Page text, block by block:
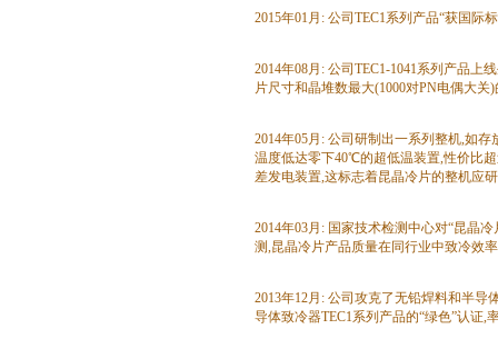
2015年01月: 公司TEC1系列产品“获国际
2014年08月: 公司TEC1-1041系列产品上
片尺寸和晶堆数最大(1000对PN电偶大
2014年05月: 公司研制出一系列整机,如
温度低达零下40℃的超低温装置,性价比
差发电装置,这标志着昆晶冷片的整机应
2014年03月: 国家技术检测中心对“昆晶
测,昆晶冷片产品质量在同行业中致冷效
2013年12月: 公司攻克了无铅焊料和半导
导体致冷器TEC1系列产品的“绿色”认证,